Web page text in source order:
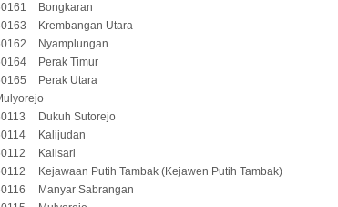
Bongkaran
Krembangan Utara
Nyamplungan
Perak Timur
Perak Utara
Dukuh Sutorejo
Kalijudan
Kalisari
Kejawaan Putih Tambak (Kejawen Putih Tambak)
Manyar Sabrangan